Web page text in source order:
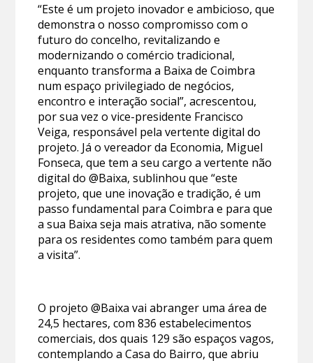
“Este é um projeto inovador e ambicioso, que
demonstra o nosso compromisso com o
futuro do concelho, revitalizando e
modernizando o comércio tradicional,
enquanto transforma a Baixa de Coimbra
num espaço privilegiado de negócios,
encontro e interação social”, acrescentou,
por sua vez o vice-presidente Francisco
Veiga, responsável pela vertente digital do
projeto. Já o vereador da Economia, Miguel
Fonseca, que tem a seu cargo a vertente não
digital do @Baixa, sublinhou que “este
projeto, que une inovação e tradição, é um
passo fundamental para Coimbra e para que
a sua Baixa seja mais atrativa, não somente
para os residentes como também para quem
a visita”.
O projeto @Baixa vai abranger uma área de
24,5 hectares, com 836 estabelecimentos
comerciais, dos quais 129 são espaços vagos,
contemplando a Casa do Bairro, que abriu